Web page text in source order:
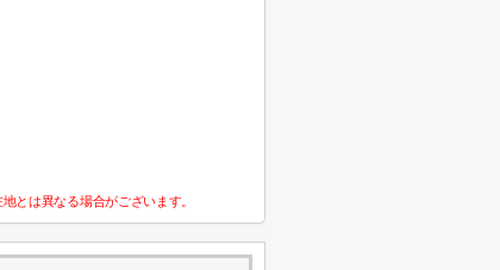
とは異なる場合がございます。